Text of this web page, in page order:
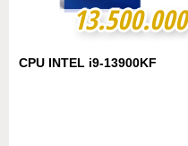
13.500.000
13.500.000
CPU INTEL i9-13900KF